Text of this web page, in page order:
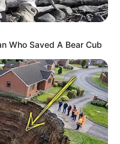
Who Saved A Bear Cub